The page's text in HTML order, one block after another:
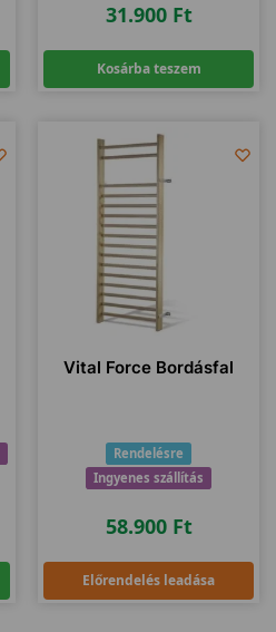
31.900 Ft
Kosárba teszem
Vital Force Bordásfal
Rendelésre
Ingyenes szállítás
58.900 Ft
Előrendelés leadása